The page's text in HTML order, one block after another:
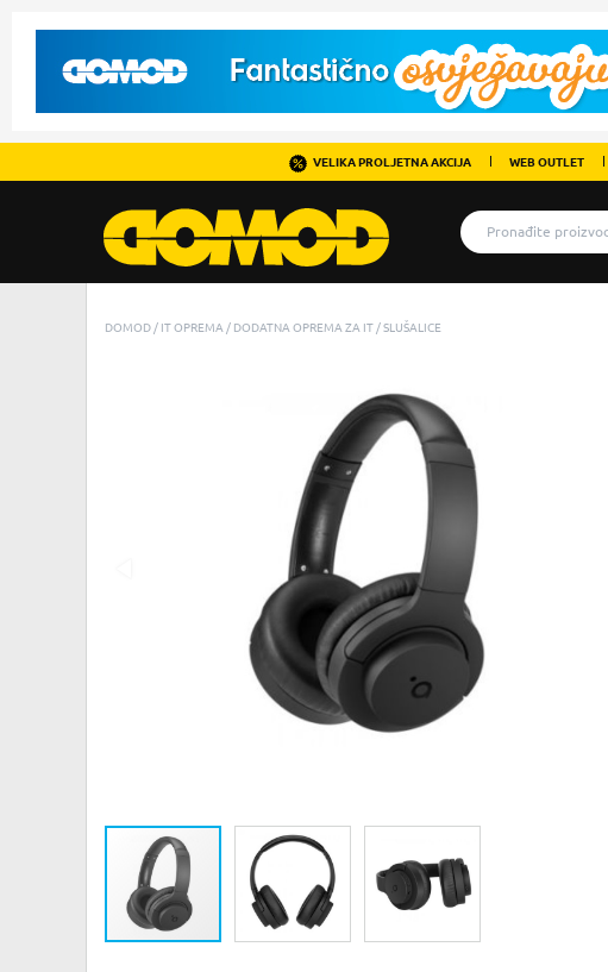
VELIKA PROLJETNA AKCIJA WEB OUTLET
DOMOD IT OPREMA DODATNA OPREMA ZA IT SLUŠALICE